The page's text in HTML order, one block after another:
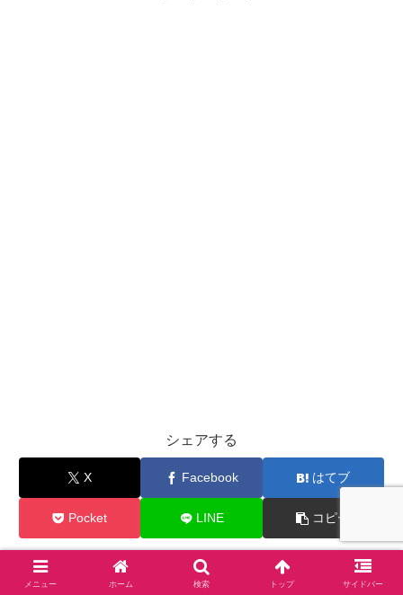
シェアする
X Facebook はてブ
Pocket LINE コピー
#キレイになりま専科をフォローする
メニュー ホーム 検索 トップ サイドバー